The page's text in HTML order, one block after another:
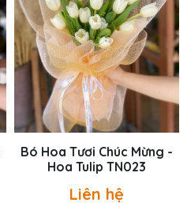
Bó Hoa Tươi Chúc Mừng -
Hoa Tulip TN023
Liên hệ